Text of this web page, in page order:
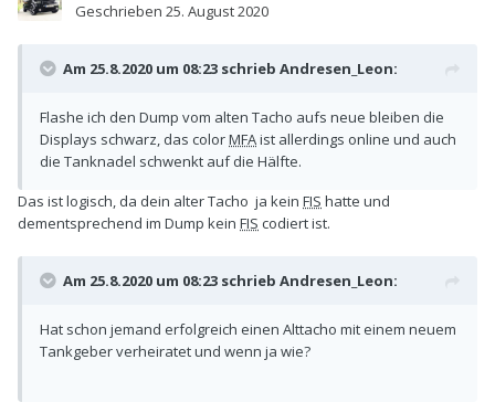
Geschrieben 25. August 2020
Am 25.8.2020 um 08:23 schrieb Andresen_Leon:
Flashe ich den Dump vom alten Tacho aufs neue bleiben die
Displays schwarz, das colorMFAist allerdings online und auch
die Tanknadel schwenkt auf die Hälfte.
Das ist logisch, da dein alter Tacho ja kein FIS hatte und
dementsprechend im Dump kein FIS codiert ist.
Am 25.8.2020 um 08:23 schrieb Andresen_Leon:
Hat schon jemand erfolgreich einen Alttacho mit einem neuem
Tankgeber verheiratet und wenn ja wie?